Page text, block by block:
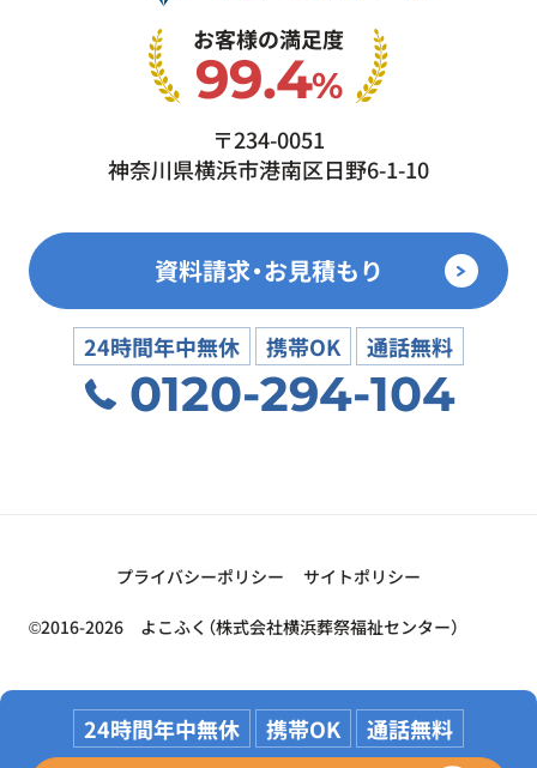
24時間年中無休 携帯OK 通話無料
お客様の満足度
99.4%
〒234-0051
神奈川県横浜市港南区日野6-1-10
資料請求・お見積もり
24時間年中無休 携帯OK 通話無料
0120-294-104
プライバシーポリシー サイトポリシー
©2016-2026 よこふく（株式会社横浜葬祭福祉センター）